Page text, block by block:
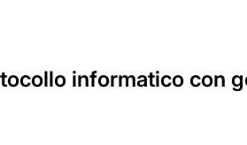
informatico con